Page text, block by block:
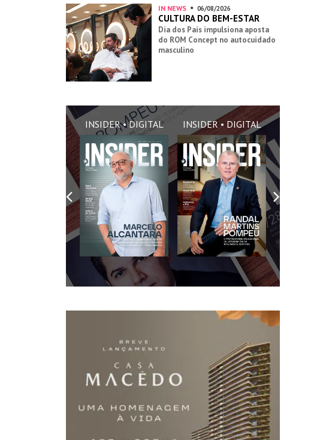
IN NEWS 06/08/2026
CULTURA DO BEM-ESTAR
Dia dos Pais impulsiona aposta
do ROM Concept no autocuidado
masculino
INSIDER • DIGITAL INSIDER • DIGITAL